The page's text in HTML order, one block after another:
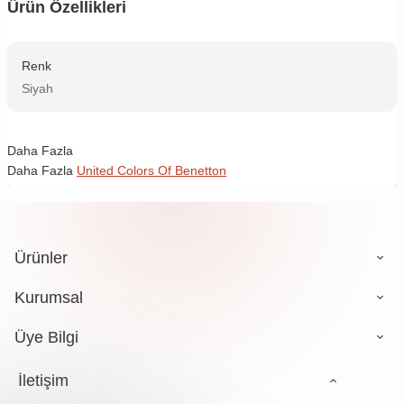
Ürün Özellikleri
Renk
Siyah
Daha Fazla
Daha Fazla United Colors Of Benetton
Ürünler
Kurumsal
Üye Bilgi
İletişim